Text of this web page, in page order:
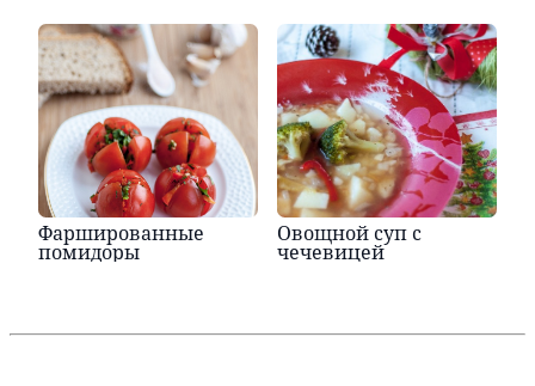
Фаршированные
помидоры
Овощной суп с
чечевицей